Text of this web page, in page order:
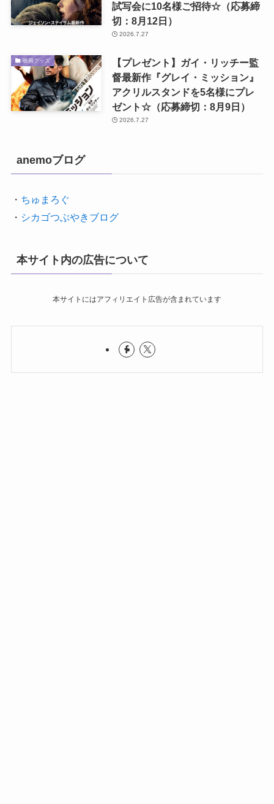
試写会に10名様ご招待☆（応募締
切：8月12日）
2026.7.27
映画グッズ
【プレゼント】ガイ・リッチー監
督最新作『グレイ・ミッション』
アクリルスタンドを5名様にプレ
ゼント☆（応募締切：8月9日）
2026.7.27
anemoブログ
・ ちゅまろぐ
・ シカゴつぶやきブログ
本サイト内の広告について
本サイトにはアフィリエイト広告が含まれています